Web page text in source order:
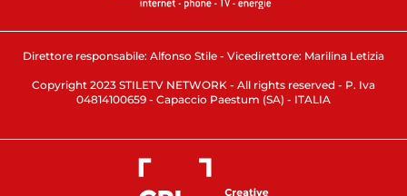
Direttore responsabile: Alfonso Stile - Vicedirettore: Marilina Letizia
Copyright 2023 STILETV NETWORK - All rights reserved - P. Iva
04814100659 - Capaccio Paestum (SA) - ITALIA